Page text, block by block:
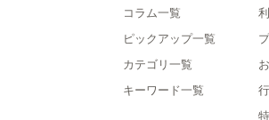
コラム一覧
ピックアップ一覧
カテゴリ一覧
キーワード一覧